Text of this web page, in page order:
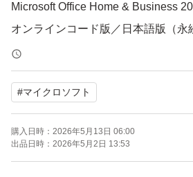
Microsoft Office Home & Business
オンラインコード版／日本語版（永
Windows 11/10・macOS対応（1ユ
正規日本語版・認証保証（オンライ
セット内容
#マイクロソフト
購入日時： 2026年5月13日 06:00
出品日時： 2026年5月2日 13:53